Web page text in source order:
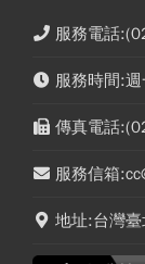
服務電話
服務時間:
傳真電話
服務信箱
地址:台灣